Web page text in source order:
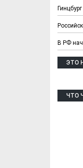
В РФ
ЭТО
ЧТО